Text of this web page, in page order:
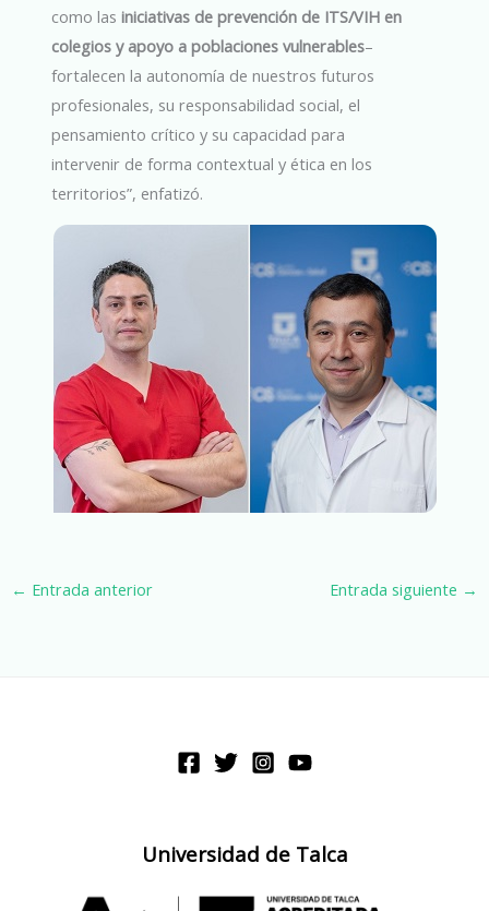
como lasiniciativas de prevención de ITS/VIH en
colegios y apoyo a poblaciones vulnerables–
fortalecen la autonomía de nuestros futuros
profesionales, su responsabilidad social, el
pensamiento crítico y su capacidad para
intervenir de forma contextual y ética en los
territorios”, enfatizó.
← Entrada anterior Entrada siguiente →
Universidad de Talca